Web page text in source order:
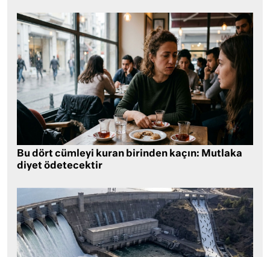
Bu dört cümleyi kuran birinden kaçın: Mutlaka
diyet ödetecektir